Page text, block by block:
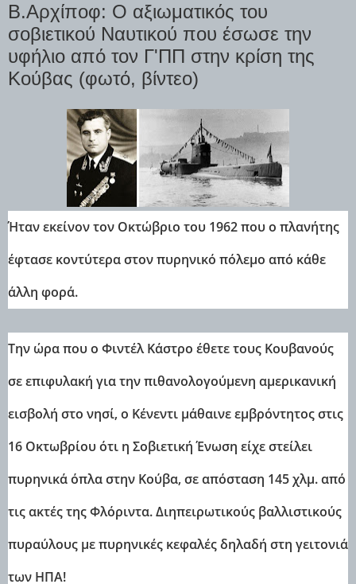
Β.Αρχίποφ: Ο αξιωματικός του
σοβιετικού Ναυτικού που έσωσε την
υφήλιο από τον Γ'ΠΠ στην κρίση της
Κούβας (φωτό, βίντεο)
Ήταν εκείνον τον Οκτώβριο του 1962 που ο πλανήτης
έφτασε κοντύτερα στον πυρηνικό πόλεμο από κάθε
άλλη φορά.
Την ώρα που ο Φιντέλ Κάστρο έθετε τους Κουβανούς
σε επιφυλακή για την πιθανολογούμενη αμερικανική
εισβολή στο νησί, ο Κένεντι μάθαινε εμβρόντητος στις
16 Οκτωβρίου ότι η Σοβιετική Ένωση είχε στείλει
πυρηνικά όπλα στην Κούβα, σε απόσταση 145 χλμ. από
τις ακτές της Φλόριντα. Διηπειρωτικούς βαλλιστικούς
πυραύλους με πυρηνικές κεφαλές δηλαδή στη γειτονιά
των ΗΠΑ!